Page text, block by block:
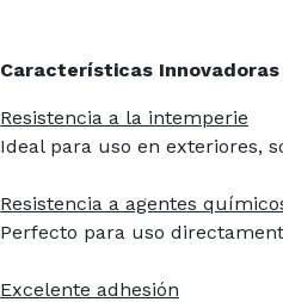
Características Innovadoras
Resistencia a la intemperie
Ideal para uso en exteriores,
Resistencia a agentes
Perfecto para uso
Excelente adhesión